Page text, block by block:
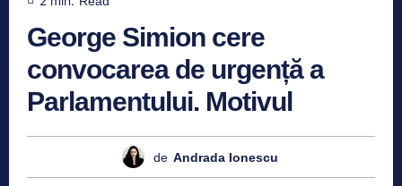
George Simion cere
convocarea de urgență a
Parlamentului. Motivul
de Andrada Ionescu